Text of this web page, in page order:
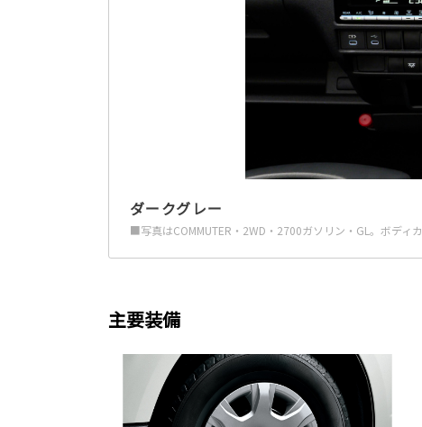
ダークグレー
■写真はCOMMUTER・2WD・2700ガソリン・GL。ボディ
主要装備